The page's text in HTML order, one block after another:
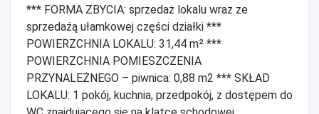
*** FORMA ZBYCIA: sprzedaż lokalu wraz ze
sprzedażą ułamkowej części działki ***
POWIERZCHNIA LOKALU: 31,44 m² ***
POWIERZCHNIA POMIESZCZENIA
PRZYNALEŻNEGO – piwnica: 0,88 m2 *** SKŁAD
LOKALU: 1 pokój, kuchnia, przedpokój, z dostępem do